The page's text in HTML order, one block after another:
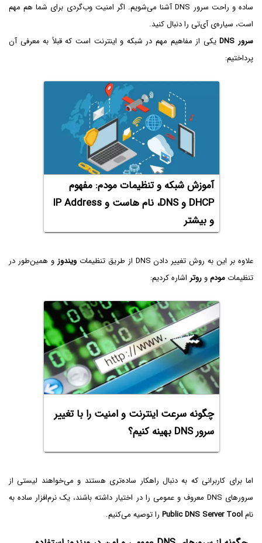
ساده و راحت سرور DNS آشنا می‌شویم. اگر امنیت وب‌گردی برای شما هم مهم
است، سیاره‌ی آی‌تی را دنبال کنید.
سرور DNS
یکی از مفاهیم مهم در شبکه و اینترنت است که قبلاً به معرفی آن
پرداختیم:
آموزش شبکه و تنظیمات مودم: مفهوم
DHCP و DNS، نام هاست و IP Address
و بیشتر
علاوه بر این به روش تغییر دادن DNS از طریق تنظیمات ویندوز و همین‌طور در
تنظیمات مودمو روتر اشاره کردیم:
چگونه سرعت اینترنت و امنیت را با تغییر
سرور DNS بهینه کنیم؟
اما برای کاربرانی که به دنبال راهکار ساده‌تری هستند و می‌خواهند لیستی از
سرورهای DNS معروف و عمومی را در اختیار داشته باشند، یک نرم‌افزار ساده به
نامPublic DNS Server Tool را توصیه می‌کنیم.